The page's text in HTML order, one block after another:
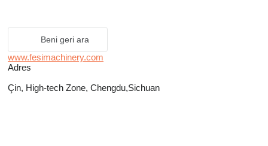
Beni geri ara
www.fesimachinery.com
Adres
Çin, High-tech Zone, Chengdu,Sichuan